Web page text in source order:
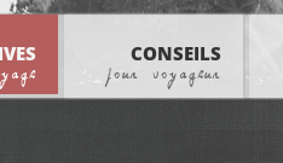
CONSEILS
pour voyageur